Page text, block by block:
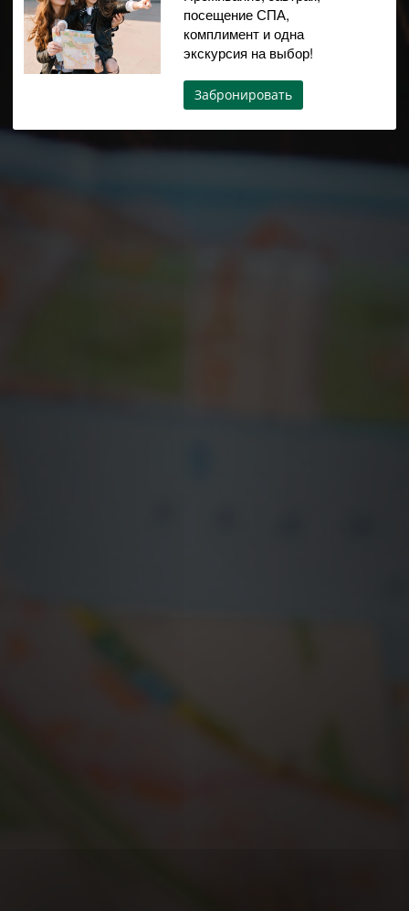
посещение СПА,
комплимент и одна
экскурсия на выбор!
Забронировать